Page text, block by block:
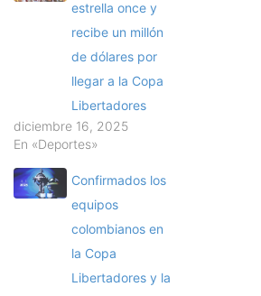
estrella once y
recibe un millón
de dólares por
llegar a la Copa
Libertadores
diciembre 16, 2025
En «Deportes»
Confirmados los
equipos
colombianos en
la Copa
Libertadores y la